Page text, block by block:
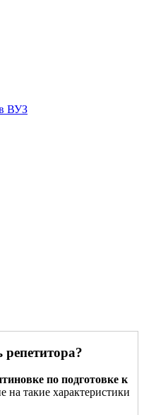
ВУЗ
по подготовке к
на такие характеристики